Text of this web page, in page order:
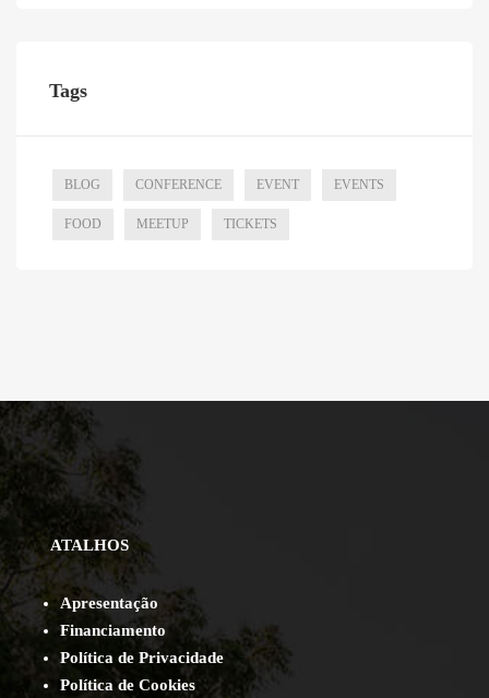
Tags
BLOG CONFERENCE EVENT EVENTS
FOOD MEETUP TICKETS
ATALHOS
Apresentação
Financiamento
Política de Privacidade
Política de Cookies